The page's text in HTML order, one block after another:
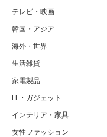
テレビ・映画
韓国・アジア
海外・世界
生活雑貨
家電製品
IT・ガジェット
インテリア・家具
女性ファッション